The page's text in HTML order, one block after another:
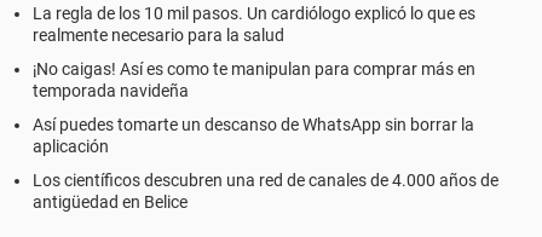
La regla de los 10 mil pasos. Un cardiólogo explicó lo que es
realmente necesario para la salud
¡No caigas! Así es como te manipulan para comprar más en
temporada navideña
Así puedes tomarte un descanso de WhatsApp sin borrar la
aplicación
Los científicos descubren una red de canales de 4.000 años de
antigüedad en Belice